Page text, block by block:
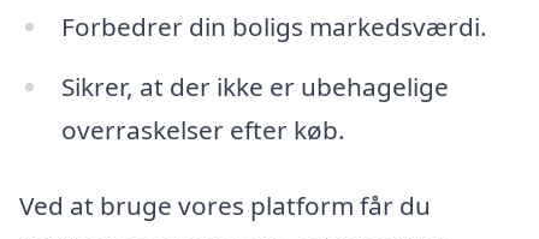
Forbedrer din boligs markedsværdi.
Sikrer, at der ikke er ubehagelige
overraskelser efter køb.
Ved at bruge vores platform får du